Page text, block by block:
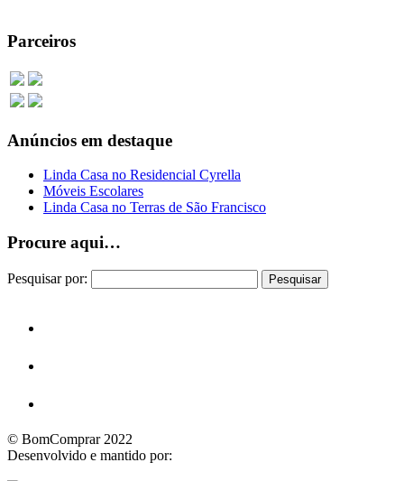
Parceiros
Anúncios em destaque
Linda Casa no Residencial Cyrella
Móveis Escolares
Linda Casa no Terras de São Francisco
Procure aqui…
Pesquisar por:
© BomComprar 2022
Desenvolvido e mantido por: